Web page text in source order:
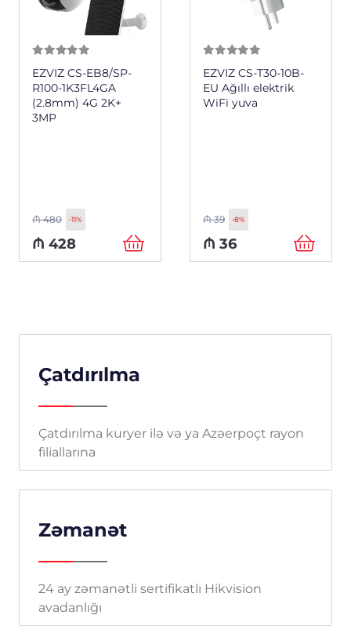
EZVIZ CS-EB8/SP-
R100-1K3FL4GA
(2.8mm) 4G 2K+
3MP
₼480 -11%
₼ 428
EZVIZ CS-T30-10B-
EU Ağıllı elektrik
WiFi yuva
₼39 -8%
₼ 36
Çatdırılma
Çatdırılma kuryer ilə və ya Azəerpoçt rayon
filiallarına
Zəmanət
24 ay zəmanətli sertifikatlı Hikvision
avadanlığı